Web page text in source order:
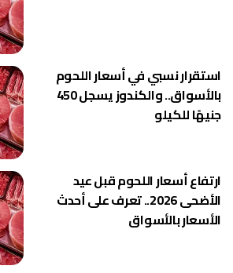
استقرار نسبي في أسعار اللحوم
بالأسواق.. والكندوز يسجل 450
جنيهًا للكيلو
ارتفاع أسعار اللحوم قبل عيد
الأضحى 2026.. تعرف على أحدث
الأسعار بالأسواق